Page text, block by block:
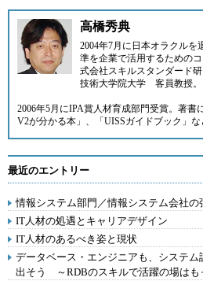
高橋秀典
2004年7月に日本オラクルを
準を企業で活用するための
式会社スキルスタンダード
技術大学院大学 客員教授。
2006年5月にIPA賞人材育成部門受賞。著書
V2が分かる本」、「UISSガイドブック」な
最近のエントリー
情報システム部門／情報システム会社の
IT人材の処遇とキャリアデザイン
IT人材のあるべき姿と現状
データベース・エンジニアも、システ
出そう ～RDBのスキルで活躍の場はも